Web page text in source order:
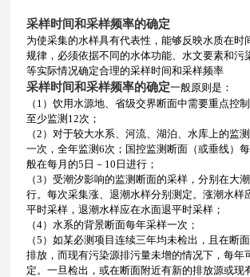
采样时间和采样频率的确定
为使采集的水样具有代表性，能够反映水质在时
规律，必须依据不同的水体功能、水文要素和污
等实际情况确定合理的采样时间和采样频率
采样时间和采样频率的确定一般原则是：
（1）饮用水源地、省级交界断面中需要重点控
至少监测12次；
（2）对于较大水系、河流、湖泊、水库上的监
一次，全年监测6次；国控监测断面（或垂线）
般在每月的5日－10日进行；
（3）受潮汐影响的监测断面的采样，分别在大
行。每次采集涨、退潮水样分别测定。涨潮水样
平时采样，退潮水样应在水面退平时采样；
（4）水系的背景断面每年采样一次；
（5）如某必测项目连续三年均未检出，且在断
排放，而现有污染源排污量未增的情况下，每年
定。一旦检出，或在断面附近有新的排放源或现